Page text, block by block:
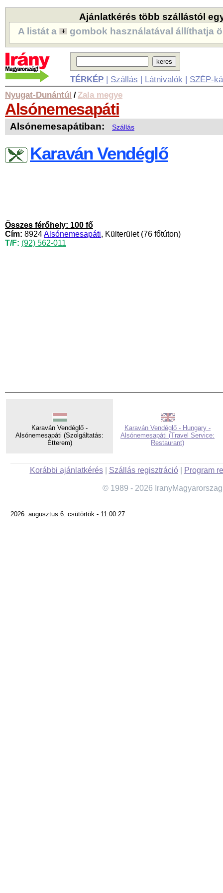
Ajánlatkérés több szállástól
A listát a
gombok használatával állíthatja
TÉRKÉP| Szállás | Látnivalók | SZÉP-
Nyugat-Dunántúl /Zala megye
Alsónemesapáti
Alsónemesapátiban: Szállás
Karaván Vendéglő
Összes férőhely: 100 fő
Cím: 8924Alsónemesapáti, Külterület (76 főtúton)
T/F: (92) 562-011
Karaván Vendéglő -
Alsónemesapáti (Szolgáltatás:
Étterem)
Karaván Vendéglő - Hungary -
Alsónemesapáti (Travel Service:
Restaurant)
Korábbi ajánlatkérés| Szállás regisztráció| Program
© 1989 - 2026
2026. augusztus 6. csütörtök - 11:00:27